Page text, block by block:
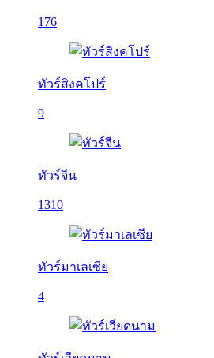
176
ทัวร์สิงคโปร์
9
ทัวร์จีน
1310
ทัวร์มาเลเซีย
4